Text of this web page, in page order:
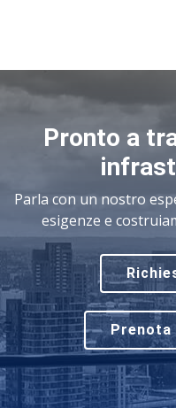
Pronto a
Parla con un nostro
esigenze e
Prenota